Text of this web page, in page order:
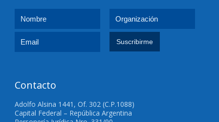
Contacto
Adolfo Alsina 1441, Of. 302 (C.P.1088)
Capital Federal – República Argentina